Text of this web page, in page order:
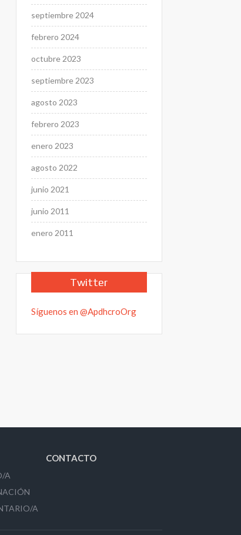
septiembre 2024
febrero 2024
octubre 2023
septiembre 2023
agosto 2023
febrero 2023
enero 2023
agosto 2022
junio 2021
junio 2011
enero 2011
Twitter
Síguenos en @ApdhcroOrg
A
A
CONTACTO